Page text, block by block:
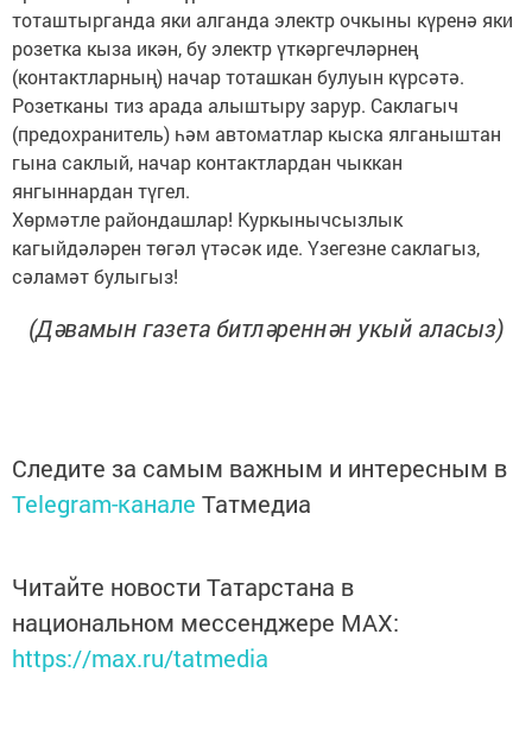
тоташтырганда яки алганда электр очкыны күренә яки
розетка кыза икән, бу электр үткәргечләрнең
(контактларның) начар тоташкан булуын күрсәтә.
Розетканы тиз арада алыштыру зарур. Саклагыч
(предохранитель) һәм автоматлар кыска ялганыштан
гына саклый, начар контактлардан чыккан
янгыннардан түгел.
Хөрмәтле райондашлар! Куркынычсызлык
кагыйдәләрен төгәл үтәсәк иде. Үзегезне саклагыз,
сәламәт булыгыз!
(Дәвамын газета битләреннән укый аласыз)
Следите за самым важным и интересным в
Telegram-канале Татмедиа
Читайте новости Татарстана в
национальном мессенджере MАХ:
https://max.ru/tatmedia